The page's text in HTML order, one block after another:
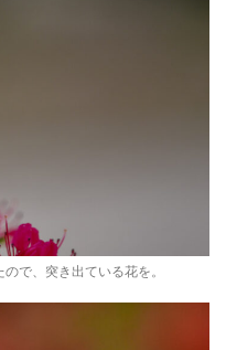
で、突き出ている花を。